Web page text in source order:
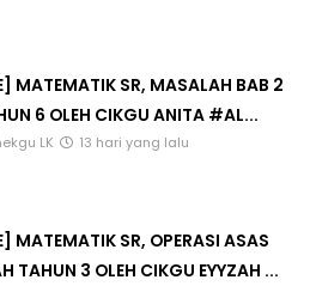
MATEMATIK SR, MASALAH BAB 2
6 OLEH CIKGU ANITA #AL...
LK 13 hari yang lalu
MATEMATIK SR, OPERASI ASAS
TAHUN 3 OLEH CIKGU EYYZAH ...